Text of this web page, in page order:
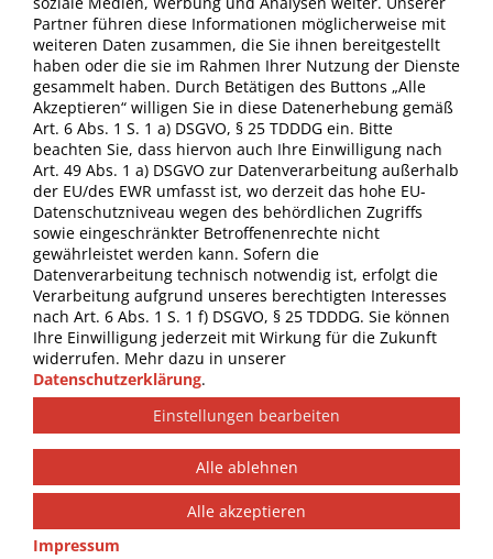
↻
*Pflichtfelder
Startseite
Technische Hinweise
Kontakt
Datenschutz
AGB/Widerruf
© 2024 Westermann
Partner führen diese Informationen möglicherweise mit
weiteren Daten zusammen, die Sie ihnen bereitgestellt
haben oder die sie im Rahmen Ihrer Nutzung der Dienste
gesammelt haben. Durch Betätigen des Buttons „Alle
Akzeptieren“ willigen Sie in diese Datenerhebung gemäß
Art. 6 Abs. 1 S. 1 a) DSGVO, § 25 TDDDG ein. Bitte
beachten Sie, dass hiervon auch Ihre Einwilligung nach
Art. 49 Abs. 1 a) DSGVO zur Datenverarbeitung außerhalb
der EU/des EWR umfasst ist, wo derzeit das hohe EU-
Datenschutzniveau wegen des behördlichen Zugriffs
sowie eingeschränkter Betroffenenrechte nicht
gewährleistet werden kann. Sofern die
Datenverarbeitung technisch notwendig ist, erfolgt die
Verarbeitung aufgrund unseres berechtigten Interesses
nach Art. 6 Abs. 1 S. 1 f) DSGVO, § 25 TDDDG. Sie können
Ihre Einwilligung jederzeit mit Wirkung für die Zukunft
widerrufen. Mehr dazu in unserer
Datenschutzerklärung.
Impressum
Einstellungen bearbeiten
Alle ablehnen
Alle akzeptieren